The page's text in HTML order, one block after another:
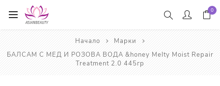
0
Начало
Марки
БАЛСАМ С МЕД И РОЗОВА ВОДА &honey Melty Moist Repair
Treatment 2.0 445гр